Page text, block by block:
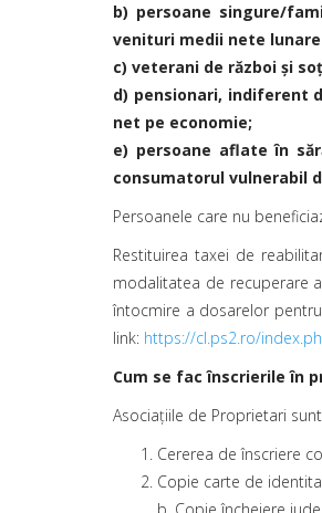
b) persoane singure/
venituri medii nete
c) veterani de război şi
d) pensionari, indiferent
net pe economie;
e) persoane aflate în
consumatorul vulnerabil
Persoanele care nu
Restituirea taxei de
modalitatea de recuperare
întocmire a dosarelor
link: https://cl.ps2.ro/
Cum se fac înscrierile în
Asociaţiile de Proprietari
Cererea de înscriere
Copie carte de